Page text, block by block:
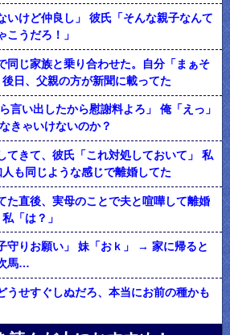
いけど仲良し」 彼氏「そんな親子なんて
こうだろ！」
同じ家族と乗り合わせた。自分「まぁそ
日、父親の方が新聞に載ってた
言い出したから慰謝料よろ」 俺「えっ」
きゃいけないのか？
てきて、彼氏「これ対処しておいて」 私
も同じような感じで離婚してた
た直後、実母のことで夫と喧嘩して離婚
「は？」
守りお願い」 妹「おｋ」 → 家に帰ると
馬…
うせすぐしぬだろ、本当にお前の種かも